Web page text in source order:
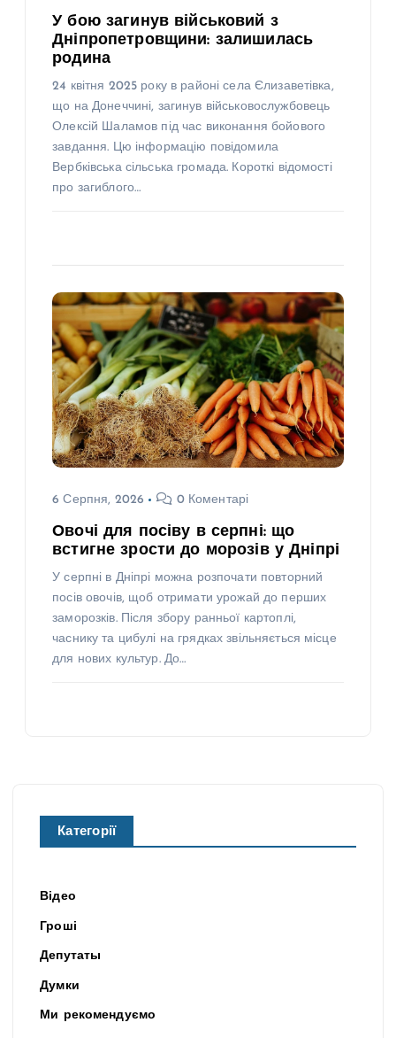
У бою загинув військовий з
Дніпропетровщини: залишилась
родина
24 квітня 2025 року в районі села Єлизаветівка,
що на Донеччині, загинув військовослужбовець
Олексій Шаламов під час виконання бойового
завдання. Цю інформацію повідомила
Вербківська сільська громада. Короткі відомості
про загиблого…
6 Серпня, 2026 0 Коментарі
Овочі для посіву в серпні: що
встигне зрости до морозів у Дніпрі
У серпні в Дніпрі можна розпочати повторний
посів овочів, щоб отримати урожай до перших
заморозків. Після збору ранньої картоплі,
часнику та цибулі на грядках звільняється місце
для нових культур. До…
Категорії
Відео
Гроші
Депутаты
Думки
Ми рекомендуємо